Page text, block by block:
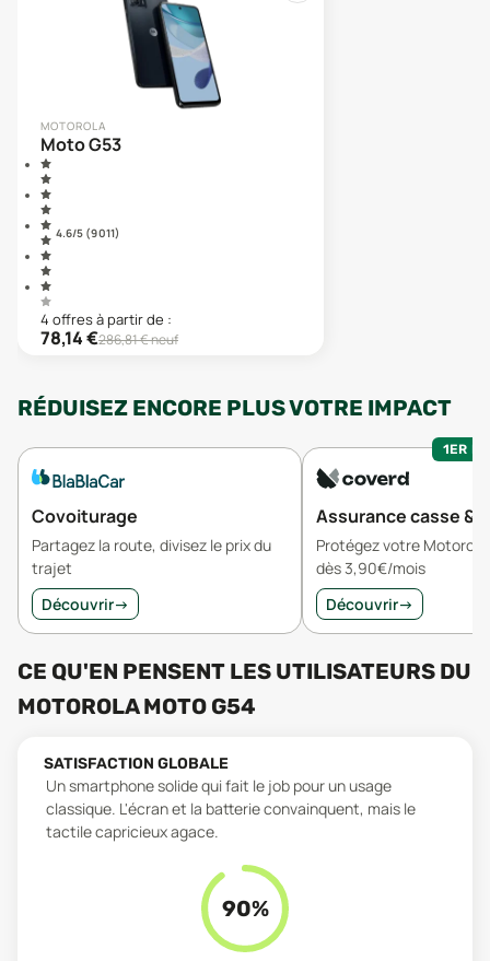
MOTOROLA
Moto G53
4.6/5 (9 011)
4 offresà partir de :
78,14€286,81€ neuf
RÉDUISEZ ENCORE PLUS VOTRE IMPACT
Covoiturage
Partagez la route, divisez le prix du
trajet
Découvrir→
1ER
Assurance casse &
Protégez votre
dès 3,90€/mois
Découvrir→
CE QU'EN PENSENT LES UTILISATEURS DU
MOTOROLA MOTO G54
SATISFACTION GLOBALE
Un smartphone solide qui fait le job pour un usage
classique. L'écran et la batterie convainquent, mais le
tactile capricieux agace.
90%